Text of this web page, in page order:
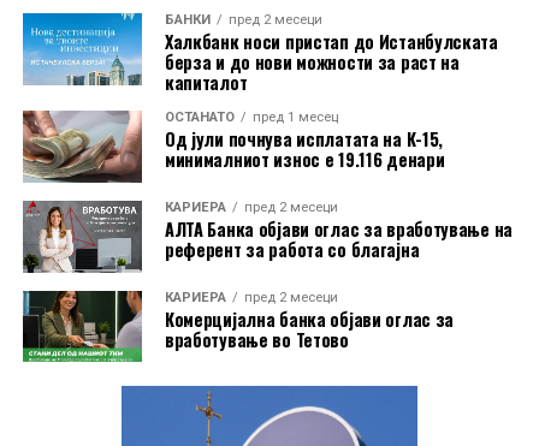
на платите, бидејќи PPS ги зема предвид разликите
во цените меѓу државите и покажува колку
производи и услуги реално може да си дозволи
Според овие податоци, Северна Македонија по
куповна моќ се наоѓа пред повеќе земји членки на
Европската Унија, меѓу кои Малта, Словачка, Унгарија
и Чешка.
Подобрување бележат и Србија, Хрватска и Бугарија.
Србија напредува за пет места, додека Хрватска и
Бугарија се искачуваат за по три позиции.
На спротивната страна е Естонија, која бележи
најголем пад и се спушта од 16. на 26. место. Летонија,
БАНКИ пред 2 месеци
Халкбанк носи пристап до Истанбулската
берза и до нови можности за раст на
капиталот
ОСТАНАТО пред 1 месец
Од јули почнува исплатата на К-15,
минималниот износ е 19.116 денари
КАРИЕРА пред 2 месеци
АЛТА Банка објави оглас за вработување на
референт за работа со благајна
КАРИЕРА пред 2 месеци
Комерцијална банка објави оглас за
вработување во Тетово